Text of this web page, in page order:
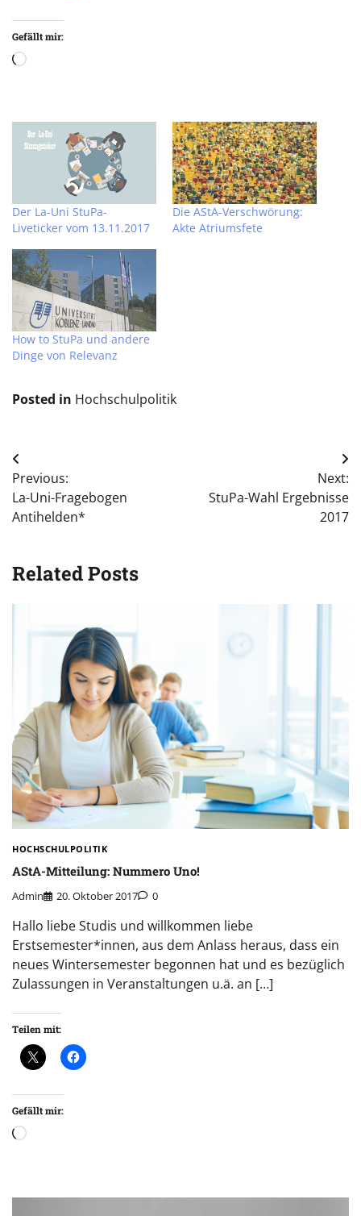
Gefällt mir:
Wird
Der La-Uni StuPa-
Liveticker vom 13.11.2017
Die AStA-Verschwörung:
Akte Atriumsfete
How to StuPa und andere
Dinge von Relevanz
Posted in Hochschulpolitik
Beitragsnavigation
Previous:
La-Uni-Fragebogen
Antihelden*
Next:
StuPa-Wahl Ergebnisse
2017
Related Posts
HOCHSCHULPOLITIK
AStA-Mitteilung: Nummero Uno!
Admin 20. Oktober 2017 0
Hallo liebe Studis und willkommen liebe
Erstsemester*innen, aus dem Anlass heraus, dass ein
neues Wintersemester begonnen hat und es bezüglich
Zulassungen in Veranstaltungen u.ä. an […]
Teilen mit:
Gefällt mir:
Wird